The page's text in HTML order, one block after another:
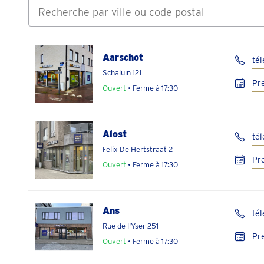
Aarschot
Schaluin 121
Ouvert • Ferme à 17:30
Alost
Felix De Hertstraat 2
Ouvert • Ferme à 17:30
Ans
Rue de l'Yser 251
Ouvert • Ferme à 17:30